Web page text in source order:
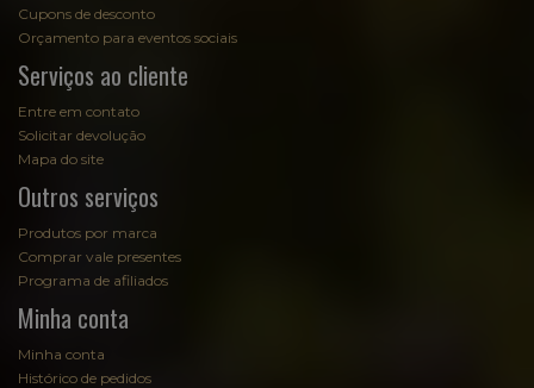
Cupons de desconto
Orçamento para eventos sociais
Serviços ao cliente
Entre em contato
Solicitar devolução
Mapa do site
Outros serviços
Produtos por marca
Comprar vale presentes
Programa de afiliados
Minha conta
Minha conta
Histórico de pedidos